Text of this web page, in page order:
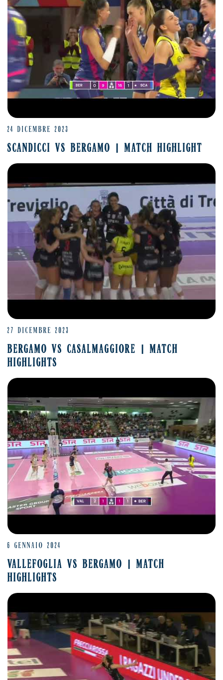
24 DICEMBRE 2023
SCANDICCI VS BERGAMO | MATCH HIGHLIGHT
27 DICEMBRE 2023
BERGAMO VS CASALMAGGIORE | MATCH
HIGHLIGHTS
6 GENNAIO 2024
VALLEFOGLIA VS BERGAMO | MATCH
HIGHLIGHTS